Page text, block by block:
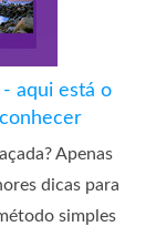
aqui está o
Apenas
dicas para
simples